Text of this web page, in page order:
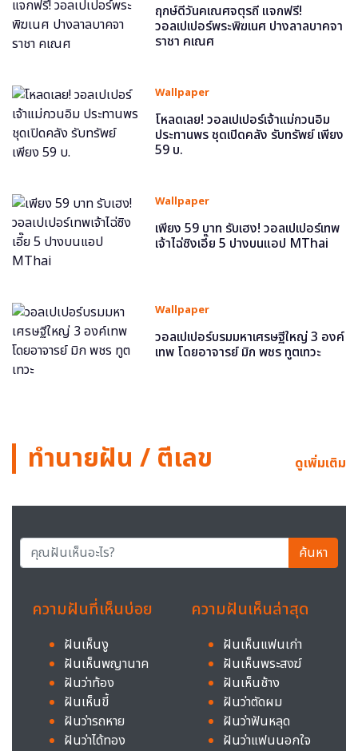
ฤกษ์ดีวันคเณศจตุรถี แจกฟรี!
วอลเปเปอร์พระพิฆเนศ ปางลาลบาคจา
ราชา คเณศ
Wallpaper
โหลดเลย! วอลเปเปอร์เจ้าแม่กวนอิม
ประทานพร ชุดเปิดคลัง รับทรัพย์ เพียง
59 บ.
Wallpaper
เพียง 59 บาท รับเฮง! วอลเปเปอร์เทพ
เจ้าไฉ่ซิงเอี๊ย 5 ปางบนแอป MThai
Wallpaper
วอลเปเปอร์บรมมหาเศรษฐีใหญ่ 3 องค์
เทพ โดยอาจารย์ มิก พชร ทูตเทวะ
ทำนายฝัน / ตีเลข ดูเพิ่มเติม
ค้นหา
ความฝันที่เห็นบ่อย
ฝันเห็นงู
ฝันเห็นพญานาค
ฝันว่าท้อง
ฝันเห็นขี้
ฝันว่ารถหาย
ฝันว่าได้ทอง
ความฝันเห็นล่าสุด
ฝันเห็นแฟนเก่า
ฝันเห็นพระสงฆ์
ฝันเห็นช้าง
ฝันว่าตัดผม
ฝันว่าฟันหลุด
ฝันว่าแฟนนอกใจ